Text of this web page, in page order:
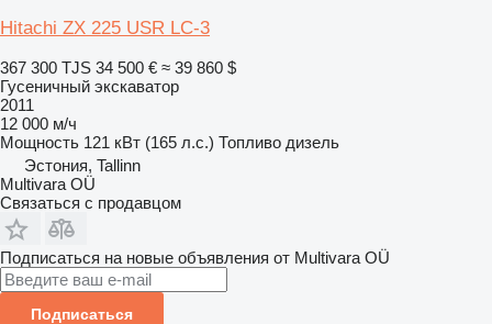
Hitachi ZX 225 USR LC-3
367 300 TJS 34 500 € ≈ 39 860 $
Гусеничный экскаватор
2011
12 000 м/ч
Мощность 121 кВт (165 л.с.) Топливо дизель
Эстония, Tallinn
Multivara OÜ
Связаться с продавцом
Подписаться на новые объявления от Multivara OÜ
Подписаться